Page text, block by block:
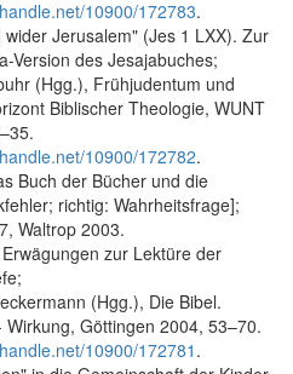
10900/172783.
Jerusalem" (Jes 1 LXX). Zur
Version des Jesajabuches;
(Hgg.), Frühjudentum und
Biblischer Theologie, WUNT
10900/172782.
Buch der Bücher und die
richtig: Wahrheitsfrage];
Waltrop 2003.
zur Lektüre der
(Hgg.), Die Bibel.
Göttingen 2004, 53–70.
10900/172781.